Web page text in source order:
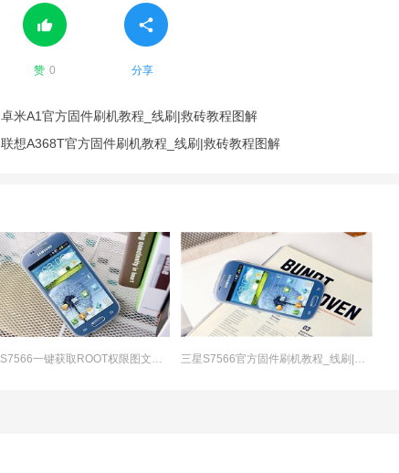
赞 0 分享
卓米A1官方固件刷机教程_线刷|救砖教程图解
联想A368T官方固件刷机教程_线刷|救砖教程图解
三星S7566一键获取ROOT权限图文教程 三星S7566官方固件刷机教程_线刷|救砖教程图解